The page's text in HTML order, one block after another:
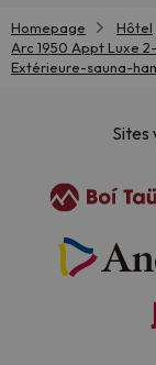
Homepage Hôtel
Arc 1950 Appt Luxe
Extérieure-sauna-
Sites